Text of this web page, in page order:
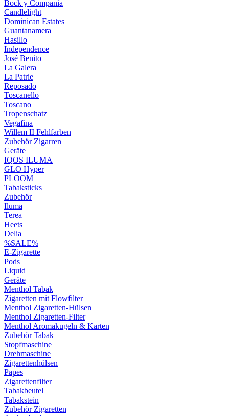
Bock y Compania
Candlelight
Dominican Estates
Guantanamera
Hasillo
Independence
José Benito
La Galera
La Patrie
Reposado
Toscanello
Toscano
Tropenschatz
Vegafina
Willem II Fehlfarben
Zubehör Zigarren
Geräte
IQOS ILUMA
GLO Hyper
PLOOM
Tabaksticks
Zubehör
Iluma
Terea
Heets
Delia
%SALE%
E-Zigarette
Pods
Liquid
Geräte
Menthol Tabak
Zigaretten mit Flowfilter
Menthol Zigaretten-Hülsen
Menthol Zigaretten-Filter
Menthol Aromakugeln & Karten
Zubehör Tabak
Stopfmaschine
Drehmaschine
Zigarettenhülsen
Papes
Zigarettenfilter
Tabakbeutel
Tabakstein
Zubehör Zigaretten